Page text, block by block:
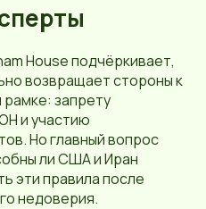
House подчёркивает,
возвращает стороны к
запрету
и участию
Но главный вопрос
ли США и Иран
эти правила после
недоверия.